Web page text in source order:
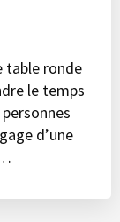
table ronde
le temps
d’une